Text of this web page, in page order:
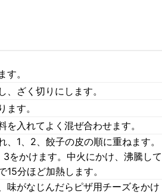
。
、ざく切りにします。
ます。
を入れてよく混ぜ合わせます。
、1、2、餃子の皮の順に重ねます。
をかけます。中火にかけ、沸騰して
15分ほど加熱します。
味がなじんだらピザ用チーズをかけ